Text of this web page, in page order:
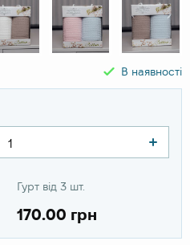
В наявності
Гурт від 3 шт.
170.00 грн